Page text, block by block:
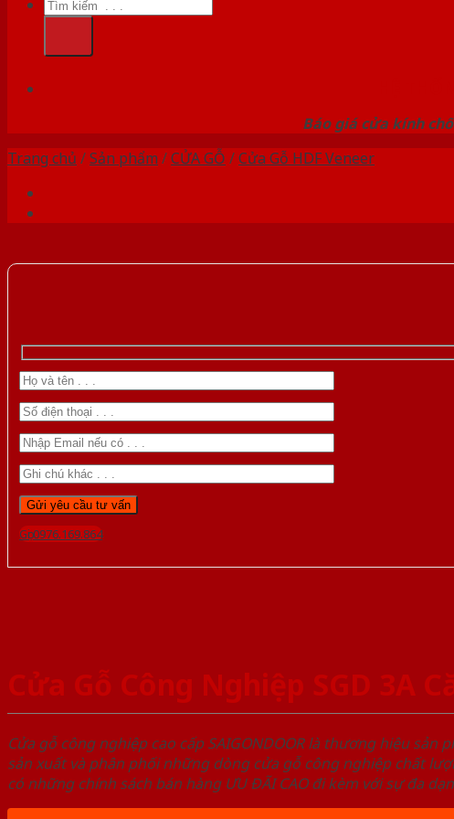
kiếm:
Báo giá cửa kính
Trang chủ /Sản phẩm /CỬA GỖ /Cửa Gỗ HDF Veneer
Gọi 0976.169.864
Cửa Gỗ Công Nghiệp SGD 3A
Cửa gỗ công nghiệp cao cấp SAIGONDOOR là thương hiệu
sản xuất và phân phối những dòng cửa gỗ công nghiệp chất
có những chính sách bán hàng ƯU ĐÃI CAO đi kèm với sự đa